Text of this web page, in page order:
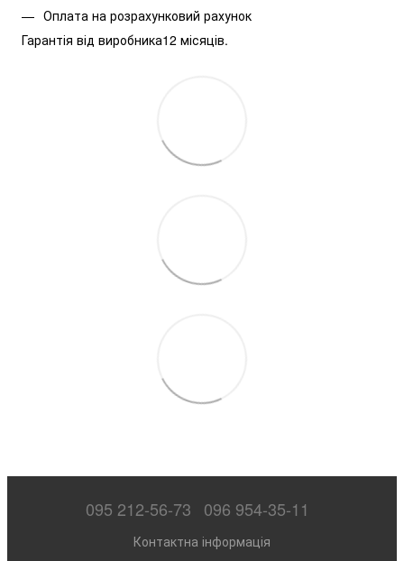
Оплата на розрахунковий рахунок
Гарантія від виробника12 місяців.
095 212-56-73 096 954-35-11
Контактна інформація